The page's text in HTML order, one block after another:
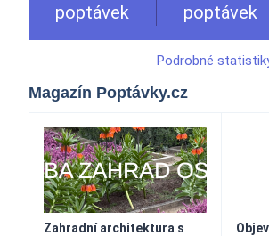
poptávek poptávek
Podrobné
Magazín Poptávky.cz
Zahradní architektura s